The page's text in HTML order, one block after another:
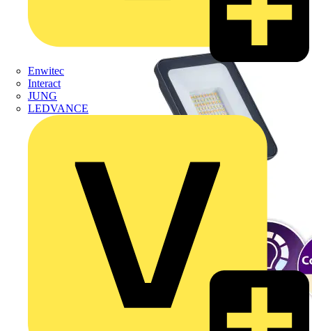
Enwitec
Interact
JUNG
LEDVANCE